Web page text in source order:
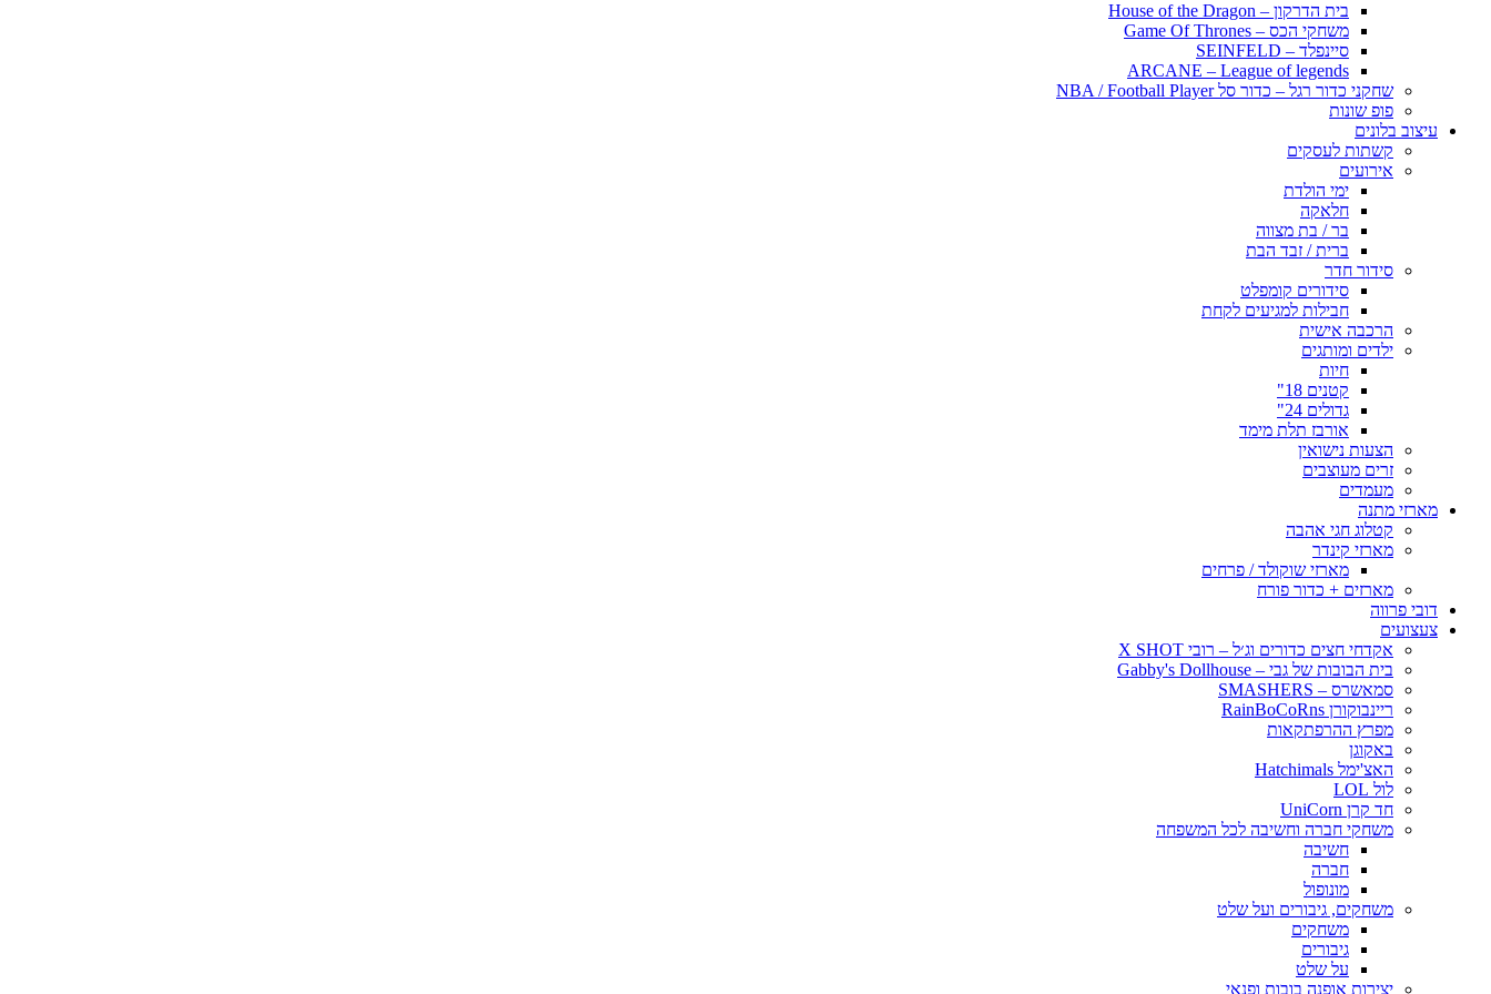
בית הדרקון – House of the Dragon
משחקי הכס – Game Of Thrones
סיינפלד – SEINFELD
ARCANE – League of legends
שחקני כדור רגל – כדור סל NBA / Football Player
פופ שונות
עיצוב בלונים
קשתות לעסקים
אירועים
ימי הולדת
חלאקה
בר / בת מצווה
ברית / זבד הבת
סידור חדר
סידורים קומפלט
חבילות למגיעים לקחת
הרכבה אישית
ילדים ומותגים
חיות
קטנים 18"
גדולים 24"
אורבז תלת מימד
הצעות נישואין
זרים מעוצבים
מעמדים
מארזי מתנה
קטלוג חגי אהבה
מארזי קינדר
מארזי שוקולד / פרחים
מארזים + כדור פורח
דובי פרווה
צעצועים
אקדחי חצים כדורים וג׳ל – רובי X SHOT
בית הבובות של גבי – Gabby's Dollhouse
סמאשרס – SMASHERS
ריינבוקורן RainBoCoRns
מפרץ ההרפתקאות
באקוגן
האצ'ימל Hatchimals
לול LOL
חד קרן UniCorn
משחקי חברה וחשיבה לכל המשפחה
חשיבה
חברה
מונופול
משחקים, גיבורים ועל שלט
משחקים
גיבורים
על שלט
יצירות אופנה בובות ופנאי